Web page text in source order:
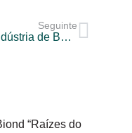
Seguinte
Bioindústria de Base Florestal Impulsiona Exportações e Fortalece a Economia Nacional
“Raízes do